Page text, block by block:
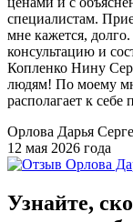
специалистам.
мне кажется,
консультацию и
Копленко Нину
людям! По моему
располагает к
Орлова Дарья
12 мая 2026 года
Узнайте,